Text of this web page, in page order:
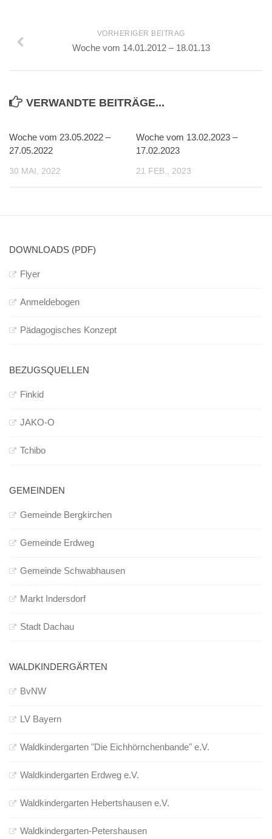
VORHERIGER BEITRAG
Woche vom 14.01.2012 – 18.01.13
VERWANDTE BEITRÄGE...
Woche vom 23.05.2022 –
27.05.2022
30 MAI, 2022
Woche vom 13.02.2023 –
17.02.2023
21 FEB., 2023
DOWNLOADS (PDF)
Flyer
Anmeldebogen
Pädagogisches Konzept
BEZUGSQUELLEN
Finkid
JAKO-O
Tchibo
GEMEINDEN
Gemeinde Bergkirchen
Gemeinde Erdweg
Gemeinde Schwabhausen
Markt Indersdorf
Stadt Dachau
WALDKINDERGÄRTEN
BvNW
LV Bayern
Waldkindergarten "Die Eichhörnchenbande" e.V.
Waldkindergarten Erdweg e.V.
Waldkindergarten Hebertshausen e.V.
Waldkindergarten-Petershausen